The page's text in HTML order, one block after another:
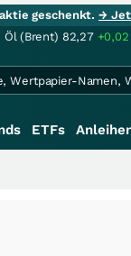
geschenkt.→
Öl (Brent) 82,27
ETFs